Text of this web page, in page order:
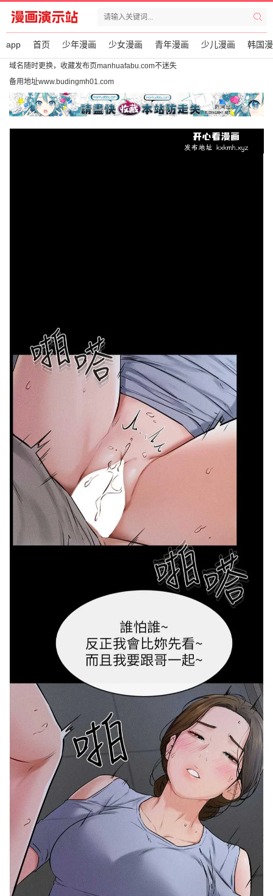
app 首页 少年漫画 少女漫画 青年漫画 少儿漫画 韩国
域名随时更换，收藏发布页manhuafabu.com不迷失
备用地址www.budingmh01.com